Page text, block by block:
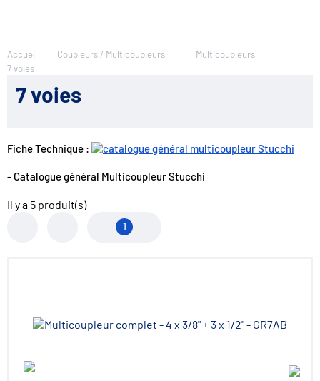
Accueil Coupleurs / Multicoupleurs
Multicoupleurs
7 voies
7 voies
Fiche Technique :
- Catalogue général Multicoupleur Stucchi
Il y a 5 produit(s)
1